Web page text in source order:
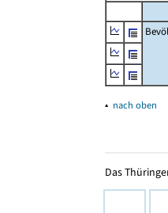
▴ nach oben
Das